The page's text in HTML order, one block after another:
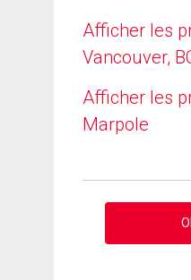
Afficher les
Vancouver,
Afficher les
Marpole